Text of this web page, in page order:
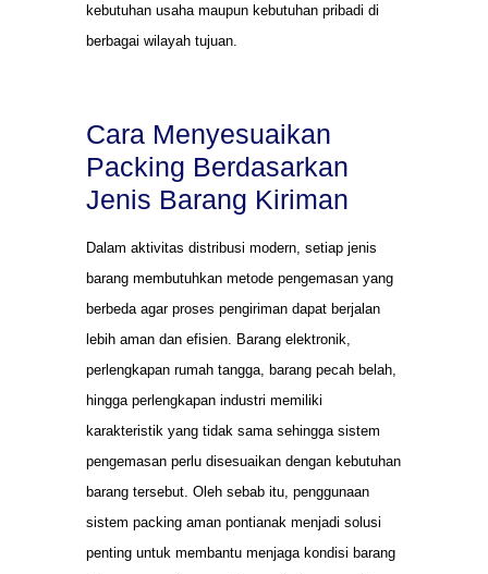
kebutuhan usaha maupun kebutuhan pribadi di
berbagai wilayah tujuan.
Cara Menyesuaikan
Packing Berdasarkan
Jenis Barang Kiriman
Dalam aktivitas distribusi modern, setiap jenis
barang membutuhkan metode pengemasan yang
berbeda agar proses pengiriman dapat berjalan
lebih aman dan efisien. Barang elektronik,
perlengkapan rumah tangga, barang pecah belah,
hingga perlengkapan industri memiliki
karakteristik yang tidak sama sehingga sistem
pengemasan perlu disesuaikan dengan kebutuhan
barang tersebut. Oleh sebab itu, penggunaan
sistem packing aman pontianak menjadi solusi
penting untuk membantu menjaga kondisi barang